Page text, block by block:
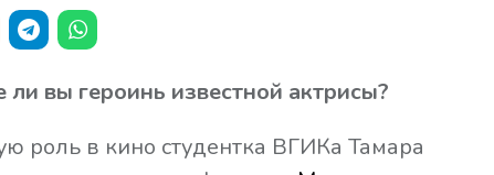
ли вы героинь известной актрисы?
роль в кино студентка ВГИКа Тамара